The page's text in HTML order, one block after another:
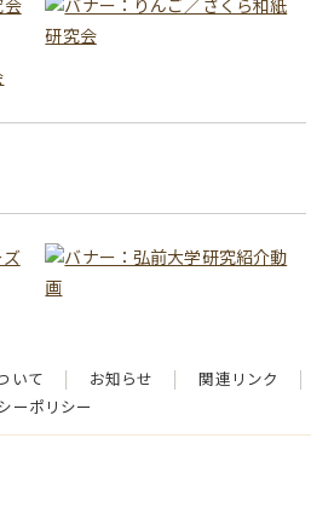
いて お知らせ
関連リンク
ーポリシー